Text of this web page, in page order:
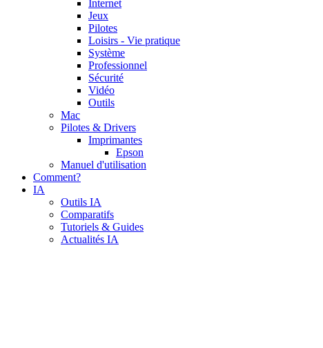
Internet
Jeux
Pilotes
Loisirs - Vie pratique
Système
Professionnel
Sécurité
Vidéo
Outils
Mac
Pilotes & Drivers
Imprimantes
Epson
Manuel d'utilisation
Comment?
IA
Outils IA
Comparatifs
Tutoriels & Guides
Actualités IA